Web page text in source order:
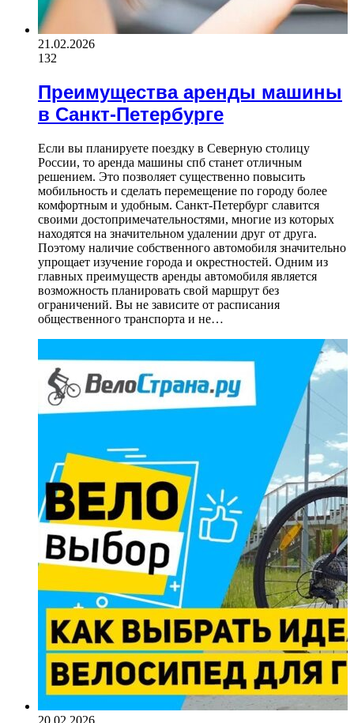
21.02.2026
132
Преимущества аренды машины
в Санкт-Петербурге
Если вы планируете поездку в Северную столицу
России, то аренда машины спб станет отличным
решением. Это позволяет существенно повысить
мобильность и сделать перемещение по городу более
комфортным и удобным. Санкт-Петербург славится
своими достопримечательностями, многие из которых
находятся на значительном удалении друг от друга.
Поэтому наличие собственного автомобиля значительно
упрощает изучение города и окрестностей. Одним из
главных преимуществ аренды автомобиля является
возможность планировать свой маршрут без
ограничений. Вы не зависите от расписания
общественного транспорта и не…
20.02.2026